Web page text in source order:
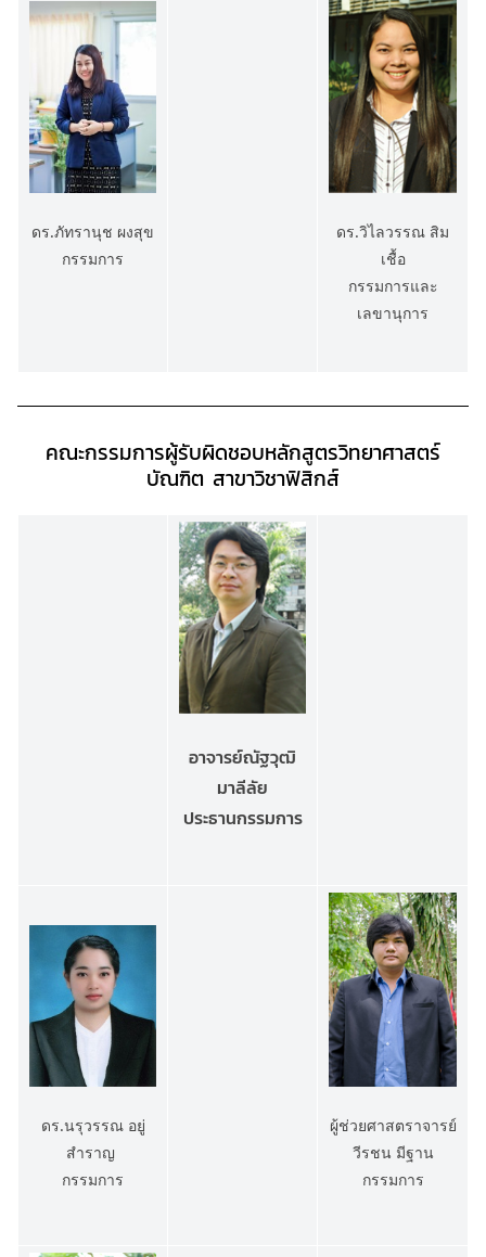
ดร.ภัทรานุช ผงสุข
กรรมการ
ดร.วิไลวรรณ สิม
เชื้อ
กรรมการและ
เลขานุการ
คณะกรรมการผู้รับผิดชอบหลักสูตรวิทยาศาสตร์
บัณฑิต สาขาวิชาฟิสิกส์
อาจารย์ณัฐวุฒิ
มาลีลัย
ประธานกรรมการ
ดร.นรุวรรณ อยู่
สำราญ
กรรมการ
ผู้ช่วยศาสตราจารย์
วีรชน มีฐาน
กรรมการ